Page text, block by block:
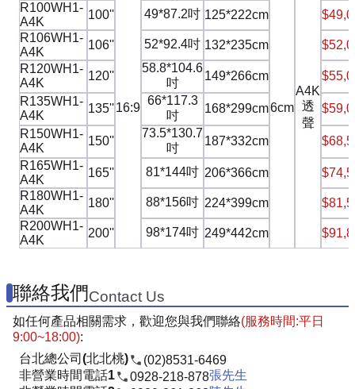
16:9 6cm
A4K
透
聲
R100WH1-
A4K
100'' 49*87.2吋 125*222cm
R106WH1-
A4K
106'' 52*92.4吋 132*235cm
R120WH1-
A4K
120''
58.8*104.6
吋
149*266cm
R135WH1-
A4K
135''
66*117.3
吋
168*299cm
R150WH1-
A4K
150''
73.5*130.7
吋
187*332cm
R165WH1-
A4K
165'' 81*144吋 206*366cm
R180WH1-
A4K
180'' 88*156吋 224*399cm
R200WH1-
A4K
200'' 98*174吋 249*442cm
聯絡我們Contact Us
如任何產品相關需求，歡迎您與我們聯絡(服務時間:平日
9:00~18:00):
台北總公司(北北桃)
(02)8531-6469
非營業時間電話1
0928-218-878張先生